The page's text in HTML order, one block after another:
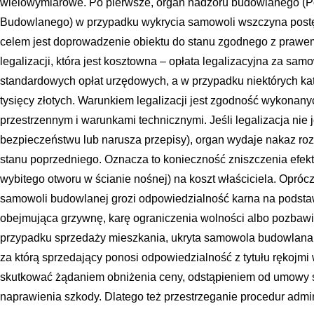
wielowymiarowe. Po pierwsze, organ nadzoru budowlanego
Budowlanego) w przypadku wykrycia samowoli wszczyna
celem jest doprowadzenie obiektu do stanu zgodnego z
legalizacji, która jest kosztowna – opłata legalizacyjna za
standardowych opłat urzędowych, a w przypadku niektórych
tysięcy złotych. Warunkiem legalizacji jest zgodność
przestrzennym i warunkami technicznymi. Jeśli legalizacja nie
bezpieczeństwu lub narusza przepisy), organ wydaje nakaz
stanu poprzedniego. Oznacza to konieczność zniszczenia
wybitego otworu w ścianie nośnej) na koszt właściciela.
samowoli budowlanej grozi odpowiedzialność karna na
obejmująca grzywnę, karę ograniczenia wolności albo
przypadku sprzedaży mieszkania, ukryta samowola
za którą sprzedający ponosi odpowiedzialność z tytułu
skutkować żądaniem obniżenia ceny, odstąpieniem od
naprawienia szkody. Dlatego też przestrzeganie procedur